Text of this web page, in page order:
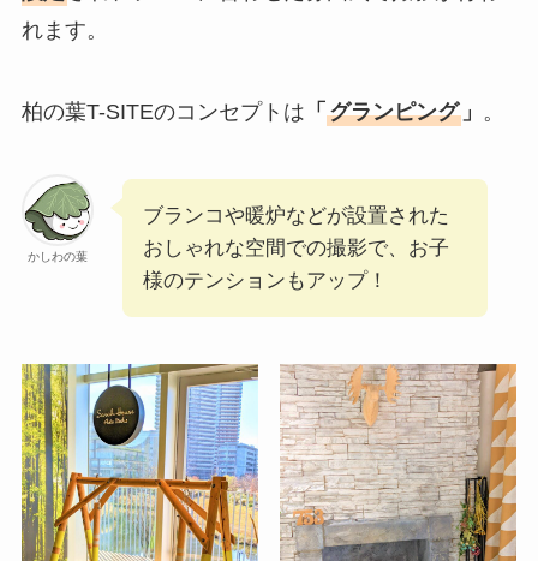
れます。
柏の葉T-SITEのコンセプトは 「 グランピング」 。
かしわの葉
ブランコや暖炉などが設置された
おしゃれな空間での撮影で、お子
様のテンションもアップ！